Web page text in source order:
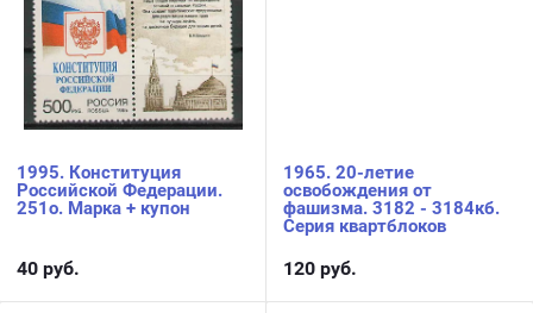
1995. Конституция
Российской Федерации.
251о. Марка + купон
40 руб.
1965. 20-летие
освобождения от
фашизма. 3182 - 3184кб.
Серия квартблоков
120 руб.